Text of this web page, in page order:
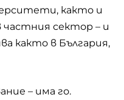
както и
сектор – и
както в България,
– има го.